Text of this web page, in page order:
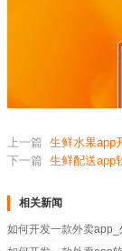
上一篇 生鲜水果app
下一篇 生鲜配送app
相关新闻
如何开发一款外卖